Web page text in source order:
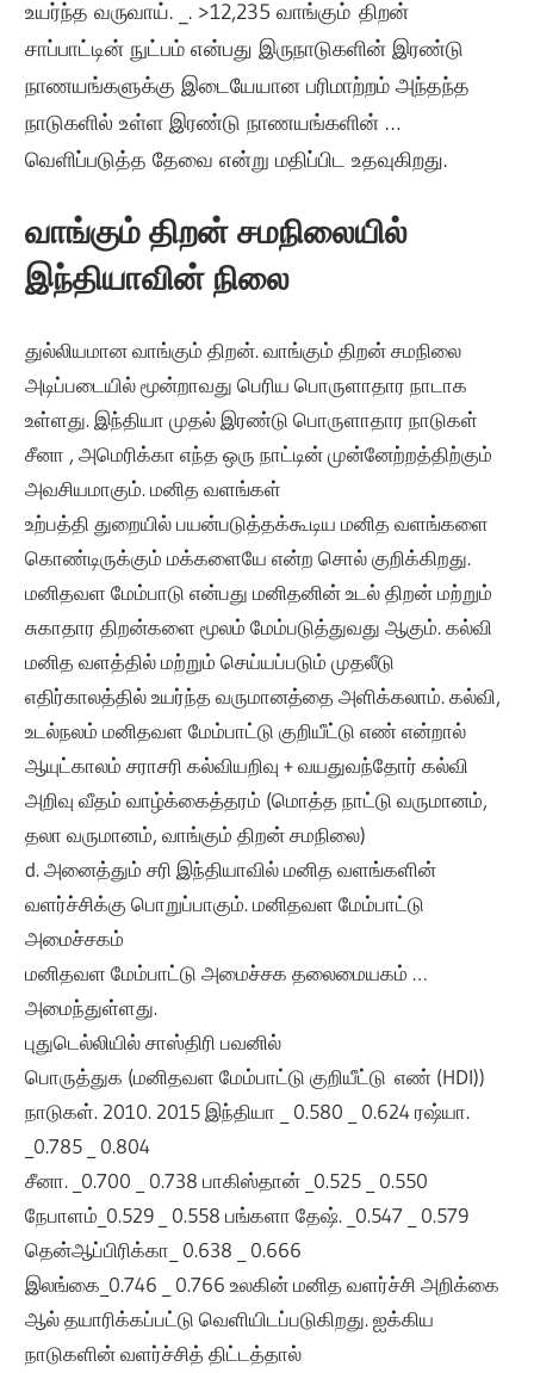
உயர்ந்த வருவாய். _. >12,235 வாங்கும் திறன்
சாப்பாட்டின் நுட்பம் என்பது இருநாடுகளின் இரண்டு
நாணயங்களுக்கு இடையேயான பரிமாற்றம் அந்தந்த
நாடுகளில் உள்ள இரண்டு நாணயங்களின் …
வெளிப்படுத்த தேவை என்று மதிப்பிட உதவுகிறது.
வாங்கும் திறன் சமநிலையில்
இந்தியாவின் நிலை
துல்லியமான வாங்கும் திறன். வாங்கும் திறன் சமநிலை
அடிப்படையில் மூன்றாவது பெரிய பொருளாதார நாடாக
உள்ளது. இந்தியா முதல் இரண்டு பொருளாதார நாடுகள்
சீனா , அமெரிக்கா எந்த ஒரு நாட்டின் முன்னேற்றத்திற்கும்
அவசியமாகும். மனித வளங்கள்
உற்பத்தி துறையில் பயன்படுத்தக்கூடிய மனித வளங்களை
கொண்டிருக்கும் மக்களையே என்ற சொல் குறிக்கிறது.
மனிதவள மேம்பாடு என்பது மனிதனின் உடல் திறன் மற்றும்
சுகாதார திறன்களை மூலம் மேம்படுத்துவது ஆகும். கல்வி
மனித வளத்தில் மற்றும் செய்யப்படும் முதலீடு
எதிர்காலத்தில் உயர்ந்த வருமானத்தை அளிக்கலாம். கல்வி,
உடல்நலம் மனிதவள மேம்பாட்டு குறியீட்டு எண் என்றால்
ஆயுட்காலம் சராசரி கல்வியறிவு + வயதுவந்தோர் கல்வி
அறிவு வீதம் வாழ்க்கைத்தரம் (மொத்த நாட்டு வருமானம்,
தலா வருமானம், வாங்கும் திறன் சமநிலை)
d. அனைத்தும் சரி இந்தியாவில் மனித வளங்களின்
வளர்ச்சிக்கு பொறுப்பாகும். மனிதவள மேம்பாட்டு
அமைச்சகம்
மனிதவள மேம்பாட்டு அமைச்சக தலைமையகம் …
அமைந்துள்ளது.
புதுடெல்லியில் சாஸ்திரி பவனில்
பொருத்துக (மனிதவள மேம்பாட்டு குறியீட்டு எண் (HDI))
நாடுகள். 2010. 2015 இந்தியா _ 0.580 _ 0.624 ரஷ்யா.
_0.785 _ 0.804
சீனா. _0.700 _ 0.738 பாகிஸ்தான் _0.525 _ 0.550
நேபாளம்_0.529 _ 0.558 பங்களா தேஷ். _0.547 _ 0.579
தென்ஆப்பிரிக்கா_ 0.638 _ 0.666
இலங்கை_0.746 _ 0.766 உலகின் மனித வளர்ச்சி அறிக்கை
ஆல் தயாரிக்கப்பட்டு வெளியிடப்படுகிறது. ஐக்கிய
நாடுகளின் வளர்ச்சித் திட்டத்தால்